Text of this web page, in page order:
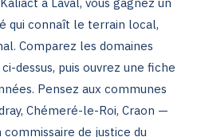
qui connaît le terrain local,
Comparez les domaines
dessus, puis ouvrez une fiche
Pensez aux communes
Chémeré-le-Roi, Craon —
de justice du